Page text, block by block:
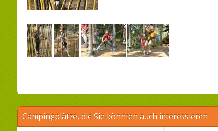
Campingplätze, die Sie könnten auch interessieren